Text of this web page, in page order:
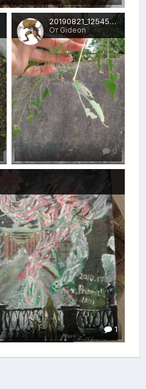
20190821_125450.jpg
От Gideon
0
1